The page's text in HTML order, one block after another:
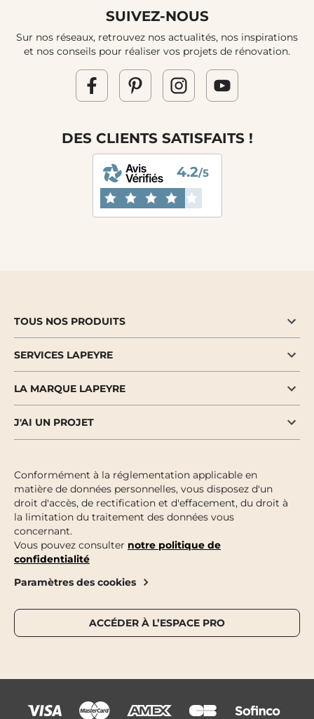
SUIVEZ-NOUS
Sur nos réseaux, retrouvez nos actualités, nos inspirations
et nos conseils pour réaliser vos projets de rénovation.
DES CLIENTS SATISFAITS !
4.2/5
TOUS NOS PRODUITS
SERVICES LAPEYRE
LA MARQUE LAPEYRE
J'AI UN PROJET
Conformément à la réglementation applicable en
matière de données personnelles, vous disposez d'un
droit d'accès, de rectification et d'effacement, du droit à
la limitation du traitement des données vous
concernant.
Vous pouvez consulter notre politique de
confidentialité
Paramètres des cookies
ACCÉDER À L’ESPACE PRO